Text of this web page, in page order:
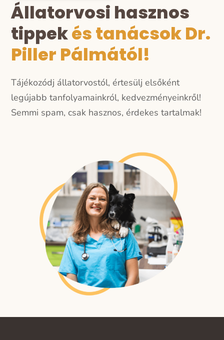
Állatorvosi hasznos
tippekés tanácsok Dr.
Piller Pálmától!
Tájékozódj állatorvostól, értesülj elsőként
legújabb tanfolyamainkról, kedvezményeinkről!
Semmi spam, csak hasznos, érdekes tartalmak!